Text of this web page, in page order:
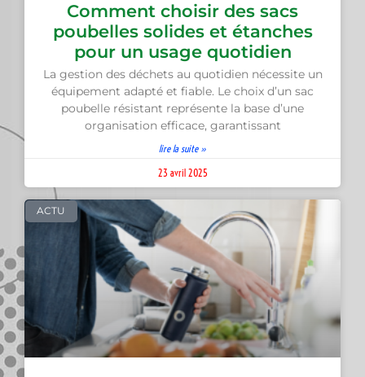
Comment choisir des sacs
poubelles solides et étanches
pour un usage quotidien
La gestion des déchets au quotidien nécessite un
équipement adapté et fiable. Le choix d’un sac
poubelle résistant représente la base d’une
organisation efficace, garantissant
lire la suite »
23 avril 2025
ACTU